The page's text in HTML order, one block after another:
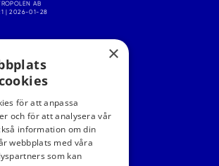
MEDIER
×
för att anpassa
och för att analysera vår
information om din
webbplats med våra
som kan